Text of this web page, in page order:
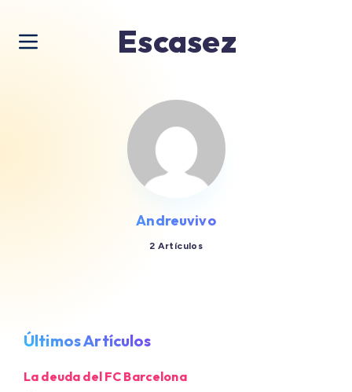
Escasez
Andreuvivo
2 Artículos
Últimos Artículos
La deuda del FC Barcelona